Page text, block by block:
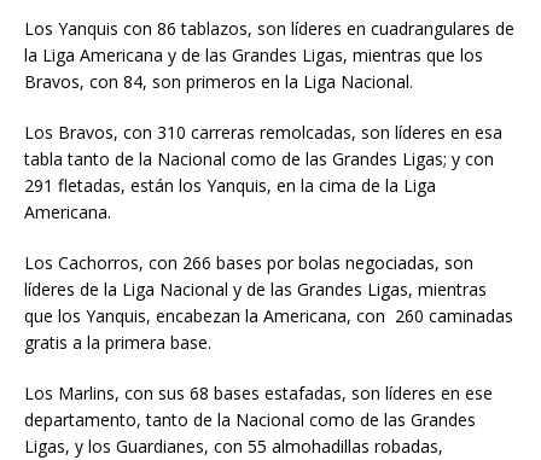
Los Yanquis con 86 tablazos, son líderes en cuadrangulares de
la Liga Americana y de las Grandes Ligas, mientras que los
Bravos, con 84, son primeros en la Liga Nacional.
Los Bravos, con 310 carreras remolcadas, son líderes en esa
tabla tanto de la Nacional como de las Grandes Ligas; y con
291 fletadas, están los Yanquis, en la cima de la Liga
Americana.
Los Cachorros, con 266 bases por bolas negociadas, son
líderes de la Liga Nacional y de las Grandes Ligas, mientras
que los Yanquis, encabezan la Americana, con 260 caminadas
gratis a la primera base.
Los Marlins, con sus 68 bases estafadas, son líderes en ese
departamento, tanto de la Nacional como de las Grandes
Ligas, y los Guardianes, con 55 almohadillas robadas,